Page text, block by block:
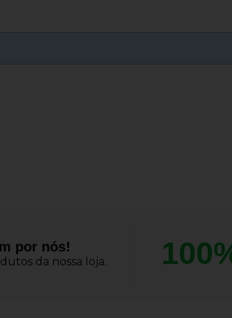
por nós!
da nossa loja.